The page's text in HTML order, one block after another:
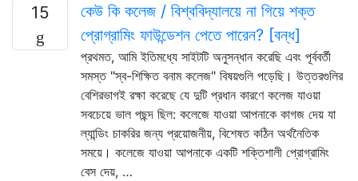
15
কেউ কি কলেজ / বিশ্ববিদ্যালয়ে না গিয়ে শক্ত
প্রোগ্রামিং ফাউন্ডেশন পেতে পারেন? [বন্ধ]
প্রথমত, আমি ইতিমধ্যে সাইটটি অনুসন্ধান করেছি এবং পূর্ববর্তী
সমস্ত "স্ব-শিক্ষিত বনাম কলেজ" বিষয়গুলি পড়েছি। উত্তরগুলির
বেশিরভাগই রক্ষা করেছে যে দুটি প্রধান কারণে কলেজ যাওয়া
সবচেয়ে ভাল পছন্দ ছিল: কলেজে যাওয়া আপনাকে কাগজ দেয় যা
ল্যান্ডিং চাকরির জন্য প্রয়োজনীয়, বিশেষত কঠিন অর্থনৈতিক
সময়ে। কলেজে যাওয়া আপনাকে একটি শক্তিশালী প্রোগ্রামিং
বেস দেয়, …